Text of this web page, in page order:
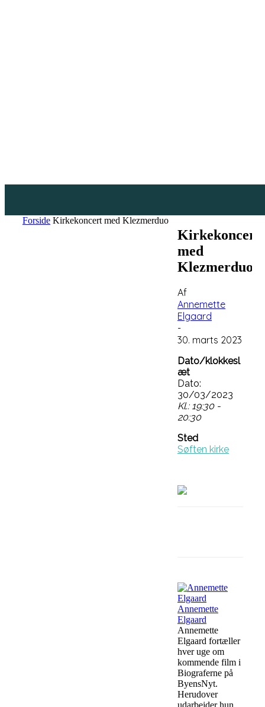
Forside Kirkekoncert med Klezmerduo
Kirkekoncert
med
Klezmerduo
Af
Annemette
Elgaard
-
30. marts 2023
Dato/klokkesl
æt
Dato:
30/03/2023
Kl.: 19:30 -
20:30
Sted
Søften kirke
Annemette
Elgaard
Annemette
Elgaard fortæller
hver uge om
kommende film i
Biograferne på
ByensNyt.
Herudover